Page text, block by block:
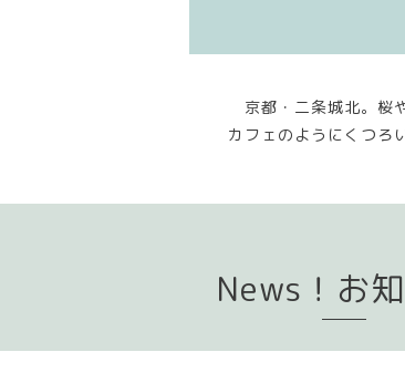
京都・二条城北。桜
カフェのようにくつろ
News！お